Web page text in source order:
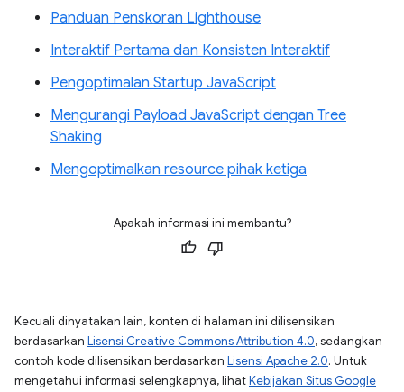
Panduan Penskoran Lighthouse
Interaktif Pertama dan Konsisten Interaktif
Pengoptimalan Startup JavaScript
Mengurangi Payload JavaScript dengan Tree
Shaking
Mengoptimalkan resource pihak ketiga
Apakah informasi ini membantu?
Kecuali dinyatakan lain, konten di halaman ini dilisensikan
berdasarkan Lisensi Creative Commons Attribution 4.0, sedangkan
contoh kode dilisensikan berdasarkan Lisensi Apache 2.0. Untuk
mengetahui informasi selengkapnya, lihatKebijakan Situs Google